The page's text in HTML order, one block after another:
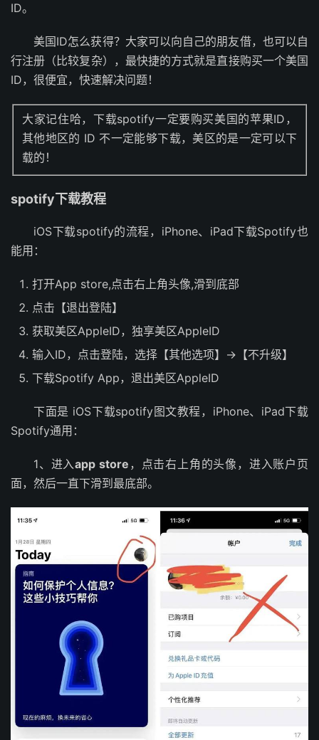
ID。
美国ID怎么获得？大家可以向自己的朋友借，也可以自
行注册（比较复杂），最快捷的方式就是直接购买一个美国
ID，很便宜，快速解决问题！
大家记住哈，下载spotify一定要购买美国的苹果ID，
其他地区的 ID 不一定能够下载，美区的是一定可以下
载的！
spotify下载教程
iOS下载spotify的流程，iPhone、iPad下载Spotify也
能用：
打开App store,点击右上角头像,滑到底部
点击【退出登陆】
获取美区AppleID，独享美区AppleID
输入ID，点击登陆，选择【其他选项】->【不升级】
下载Spotify App，退出美区AppleID
下面是 iOS下载spotify图文教程，iPhone、iPad下载
Spotify通用：
1、进入app store ，点击右上角的头像，进入账户页
面，然后一直下滑到最底部。